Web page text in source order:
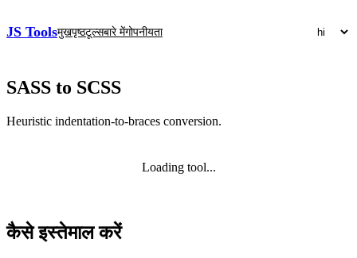
JS Toolsमुखपृष्ठटूल्सबारे मेंगोपनीयता
SASS to SCSS
Heuristic indentation-to-braces conversion.
Loading tool...
कैसे इस्तेमाल करें